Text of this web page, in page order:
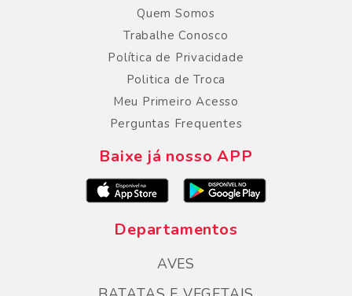
Quem Somos
Trabalhe Conosco
Política de Privacidade
Politica de Troca
Meu Primeiro Acesso
Perguntas Frequentes
Baixe já nosso APP
Departamentos
AVES